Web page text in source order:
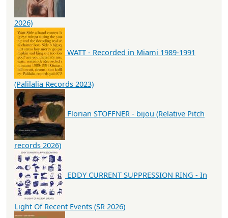
2026)
WATT - Recorded in Miami 1989-1991
(Palilalia Records 2023)
Florian STOFFNER - bijou (Relative Pitch
records 2026)
EDDY CURRENT SUPPRESSION RING - In
Light Of Recent Events (SR 2026)